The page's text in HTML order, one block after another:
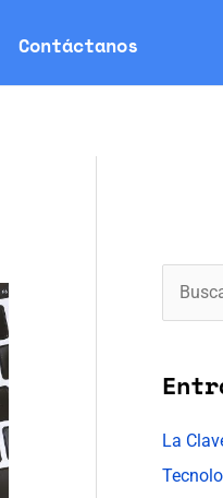
Contáctanos
c
La